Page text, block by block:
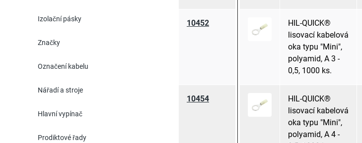
Izolační pásky
Značky
Označení kabelu
Nářadí a stroje
Hlavní vypínač
Prodiktové řady
10452
HIL-QUICK®
lisovací kabelová
oka typu "Mini",
polyamid, A 3 -
0,5, 1000 ks.
10454
HIL-QUICK®
lisovací kabelová
oka typu "Mini",
polyamid, A 4 -